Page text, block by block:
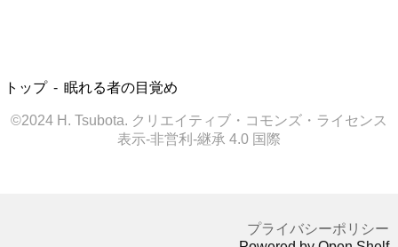
トップ 眠れる者の目覚め
©2024 H. Tsubota. クリエイティブ・コモンズ・ライセンス
表示-非営利-継承 4.0 国際
プライバシーポリシー